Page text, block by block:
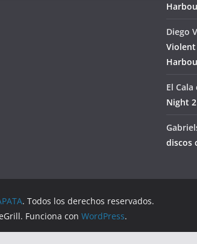
Diego
El Cala
Night
discos
. Todos los derechos reservados.
Funciona con WordPress.